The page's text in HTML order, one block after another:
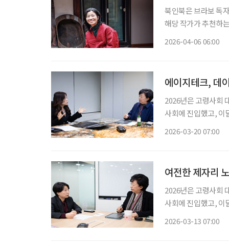
북인북은 브라보 독
해당 작가가 추천하는 책도 함께 즐겨보세
2026-04-06 06:00
에이지테크, 데
2026년은 고령사회
사회에 진입했고, 이
2026-03-20 07:00
여전한 제자리
2026년은 고령사회
사회에 진입했고, 이
2026-03-13 07:00